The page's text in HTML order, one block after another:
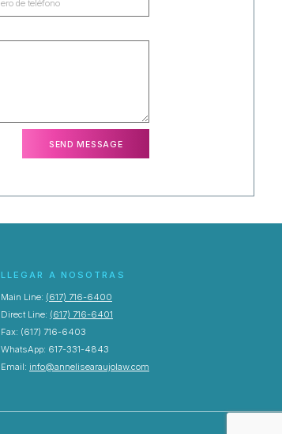
LLEGAR A NOSOTRAS
Main Line: (617) 716-6400
Direct Line: (617) 716-6401
Fax: (617) 716-6403
WhatsApp: 617-331-4843
Email: info@annelisearaujolaw.com